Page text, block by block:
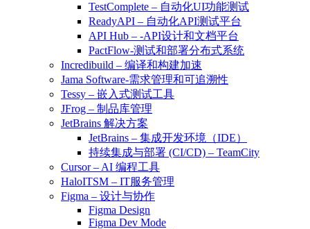
TestComplete – 自动化UI功能测试
ReadyAPI – 自动化API测试平台
API Hub – -API设计和文档平台
PactFlow-测试和部署分布式系统
Incredibuild – 编译和构建加速
Jama Software-需求管理和可追溯性
Tessy – 嵌入式测试工具
JFrog – 制品库管理
JetBrains 解决方案
JetBrains – 集成开发环境（IDE）
持续集成与部署 (CI/CD) – TeamCity
Cursor – AI 编程工具
HaloITSM – IT服务管理
Figma – 设计与协作
Figma Design
Figma Dev Mode